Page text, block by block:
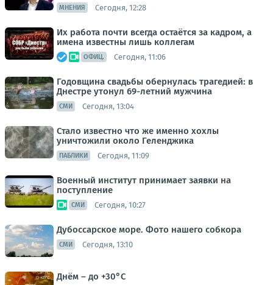
МНЕНИЯ Сегодня, 12:28
Их работа почти всегда остаётся за кадром, а
имена известны лишь коллегам
ОФИЦ. Сегодня, 11:06
Годовщина свадьбы обернулась трагедией: в
Днестре утонул 69-летний мужчина
СМИ Сегодня, 13:04
Стало известно что же именно хохлы
уничтожили около Геленджика
ПАБЛИКИ Сегодня, 11:09
Военный институт принимает заявки на
поступление
СМИ Сегодня, 10:27
Дубоссарское море. Фото нашего собкора
СМИ Сегодня, 13:10
Днём – до +30°С